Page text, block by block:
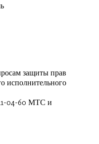
защиты прав
исполнительного
04-60 МТС и